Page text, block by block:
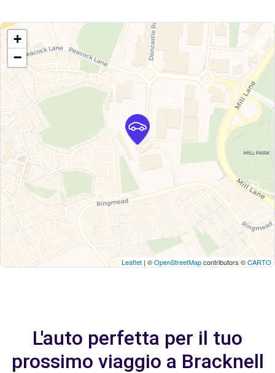
+
−
Leaflet | ©OpenStreetMapcontributors ©CARTO
L'auto perfetta per il tuo
prossimo viaggio a Bracknell